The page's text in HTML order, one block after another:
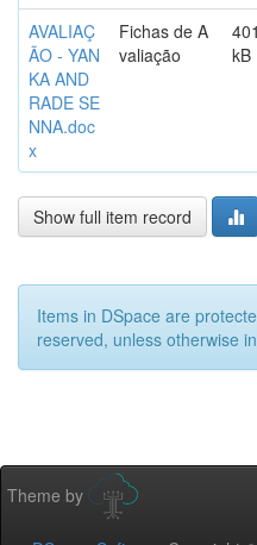
AVALIAÇ
ÃO - YAN
KA AND
RADE SE
NNA.doc
x
Fichas de A
valiação
kB
Show full item record
Items in DSpace are
reserved, unless otherwise
Theme by